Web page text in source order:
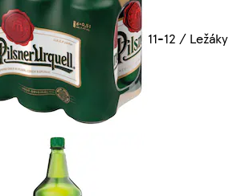
11-12 / Ležáky